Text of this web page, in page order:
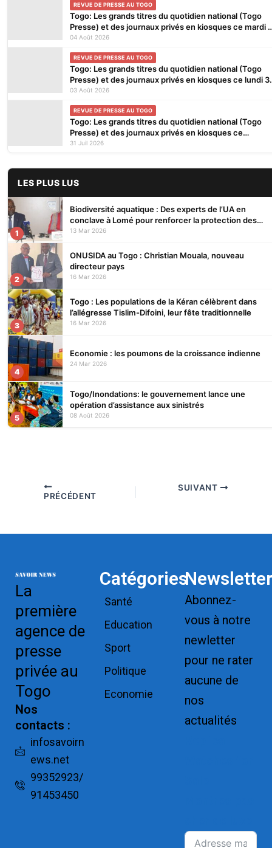
REVUE DE PRESSE AU TOGO
Togo: Les grands titres du quotidien national (Togo
Presse) et des journaux privés en kiosques ce mardi
Août 2026
04 Août 2026
REVUE DE PRESSE AU TOGO
Togo: Les grands titres du quotidien national (Togo
Presse) et des journaux privés en kiosques ce lundi 3
Août 2026
03 Août 2026
REVUE DE PRESSE AU TOGO
Togo: Les grands titres du quotidien national (Togo
Presse) et des journaux privés en kiosques ce
vendredi 31 Juillet 2026
31 Juil 2026
LES PLUS LUS
1
Biodiversité aquatique : Des experts de l’UA en
conclave à Lomé pour renforcer la protection des
écosystèmes
13 Mar 2026
2
ONUSIDA au Togo : Christian Mouala, nouveau
directeur pays
16 Mar 2026
3
Togo : Les populations de la Kéran célèbrent dans
l’allégresse Tislim-Difoini, leur fête traditionnelle
16 Mar 2026
4
Economie : les poumons de la croissance indienne
24 Mar 2026
5
Togo/Inondations: le gouvernement lance une
opération d’assistance aux sinistrés
08 Août 2026
PRÉCÉDENT
SUIVANT
La
première
agence de
presse
privée au
Togo
Nos
contacts :
infosavoirn
ews.net
99352923/
91453450
Catégories
Santé
Education
Sport
Politique
Economie
Newsletter
Abonnez-
vous à notre
newletter
pour ne rater
aucune de
nos
actualités